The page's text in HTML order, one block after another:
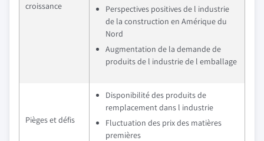
croissance
Perspectives positives de l industrie
de la construction en Amérique du
Nord
Augmentation de la demande de
produits de l industrie de l emballage
Pièges et défis
Disponibilité des produits de
remplacement dans l industrie
Fluctuation des prix des matières
premières